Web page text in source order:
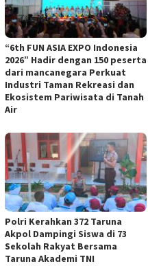
“6th FUN ASIA EXPO Indonesia
2026” Hadir dengan 150 peserta
dari mancanegara Perkuat
Industri Taman Rekreasi dan
Ekosistem Pariwisata di Tanah
Air
Polri Kerahkan 372 Taruna
Akpol Dampingi Siswa di 73
Sekolah Rakyat Bersama
Taruna Akademi TNI